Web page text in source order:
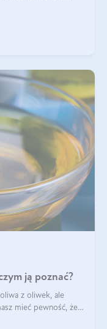
ją poznać?
z oliwek, ale
mieć pewność, że